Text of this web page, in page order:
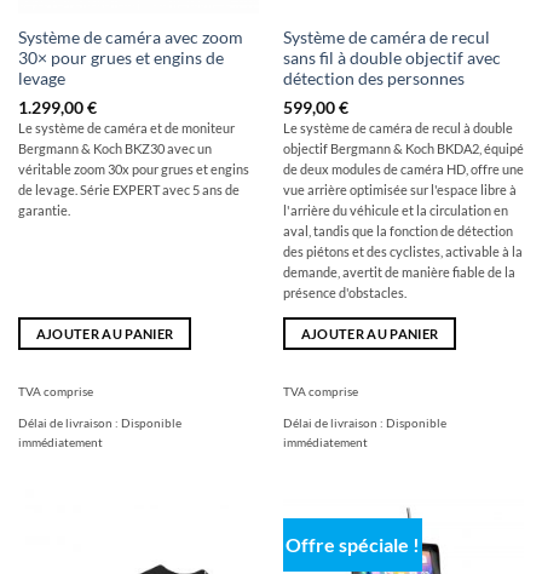
Système de caméra avec zoom
30× pour grues et engins de
levage
1.299,00€
Le système de caméra et de moniteur
Bergmann & Koch BKZ30 avec un
véritable zoom 30x pour grues et engins
de levage. Série EXPERT avec 5 ans de
garantie.
AJOUTER AU PANIER
TVA comprise
Délai de livraison : Disponible
immédiatement
Système de caméra de recul
sans fil à double objectif avec
détection des personnes
599,00€
Le système de caméra de recul à double
objectif Bergmann & Koch BKDA2, équipé
de deux modules de caméra HD, offre une
vue arrière optimisée sur l'espace libre à
l'arrière du véhicule et la circulation en
aval, tandis que la fonction de détection
des piétons et des cyclistes, activable à la
demande, avertit de manière fiable de la
présence d'obstacles.
AJOUTER AU PANIER
TVA comprise
Délai de livraison : Disponible
immédiatement
Offre spéciale !